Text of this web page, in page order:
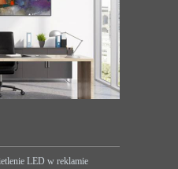
LED w reklamie